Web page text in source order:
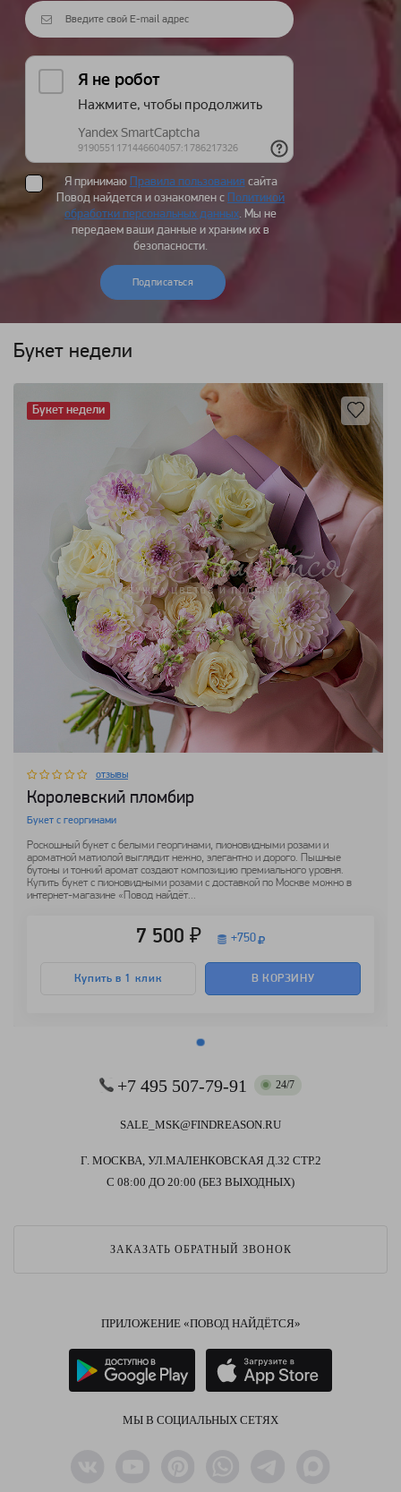
Я принимаю Правила пользования сайта
Повод найдется и ознакомлен с Политикой
обработки персональных данных. Мы не
передаем ваши данные и храним их в
безопасности.
Подписаться
Букет недели
отзывы
Королевский пломбир
Букет с георгинами
Роскошный букет с белыми георгинами, пионовидными розами и
ароматной матиолой выглядит нежно, элегантно и дорого. Пышные
бутоны и тонкий аромат создают композицию премиального уровня.
Купить букет с пионовидными розами с доставкой по Москве можно в
интернет-магазине «Повод найдёт...
7 500 ₽ +750
Купить в 1 клик В КОРЗИНУ
Букет недели
+7 495 507-79-91 24/7
SALE_MSK@FINDREASON.RU
Г. МОСКВА, УЛ.МАЛЕНКОВСКАЯ Д.32 СТР.2
С 08:00 ДО 20:00 (БЕЗ ВЫХОДНЫХ)
ЗАКАЗАТЬ ОБРАТНЫЙ ЗВОНОК
ПРИЛОЖЕНИЕ «ПОВОД НАЙДЁТСЯ»
МЫ В СОЦИАЛЬНЫХ СЕТЯХ